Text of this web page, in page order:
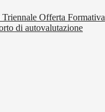
Triennale Offerta Formativa
di autovalutazione